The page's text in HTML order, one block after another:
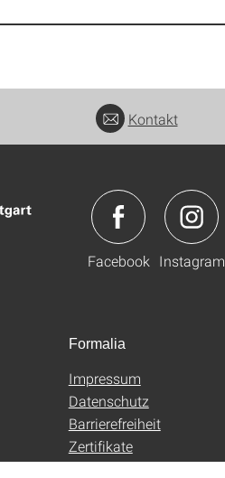
Kontakt
Facebook Instagram
Formalia
Impressum
Datenschutz
Barrierefreiheit
Zertifikate